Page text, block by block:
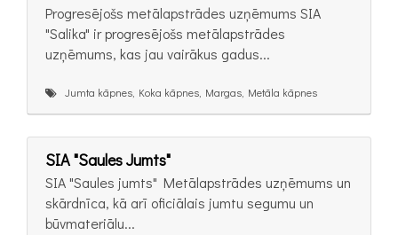
Progresējošs metālapstrādes uzņēmums SIA
"Salika" ir progresējošs metālapstrādes
uzņēmums, kas jau vairākus gadus...
Jumta kāpnes, Koka kāpnes, Margas, Metāla kāpnes
SIA "Saules Jumts"
SIA "Saules jumts" Metālapstrādes uzņēmums​ un
skārdnīca, kā arī oficiālais jumtu segumu un
būvmateriālu...